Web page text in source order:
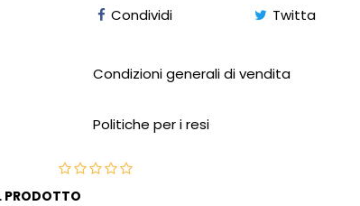
Condividi Twitta
Condizioni generali di vendita
Politiche per i resi
PRODOTTO